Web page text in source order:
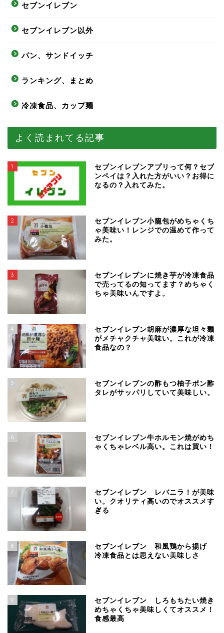
セブンイレブン
セブンイレブン以外
パン、サンドイッチ
ランキング、まとめ
冷凍食品、カップ麺
よく読まれてる記事
1
セブンイレブンアプリって何？セブ
ンペイは？入れた方がいい？お得に
なるの？入れてみた。
2
セブンイレブン小籠包がめちゃくち
ゃ美味い！レンジでの温めて作って
みた。
3
セブンイレブンに焼き芋が冷凍食品
で売ってるの知ってます？めちゃく
ちゃ美味いんですよ。
4
セブンイレブン胡麻が濃厚な坦々麺
がメチャクチャ美味い。これが冷凍
食品なの？
5
セブンイレブンの酢もつ柚子ポン酢
タレがサッパリしていて美味しい。
6
セブンイレブン牛ホルモン焼がめち
ゃくちゃレベル高い。これは買い！
7
セブンイレブン レバニラ！が美味
い。クオリティ高いのでオススメす
ぎる
8
セブンイレブン 和風鶏から揚げ
冷凍食品とは思えない美味しさ
9
セブンイレブン しろもちたい焼き
めちゃくちゃ美味しくてオススメ！
食感最高